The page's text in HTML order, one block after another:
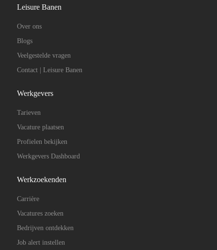
Leisure Banen
Over ons
Blogs
Veelgestelde vragen
Contact | Leisure Banen
Werkgevers
Tarieven
Vacature plaatsen
Profielen bekijken
Werkgevers Dashboard
Werkzoekenden
Carrière
Vacatures zoeken
Bedrijven ontdekken
Job alert instellen